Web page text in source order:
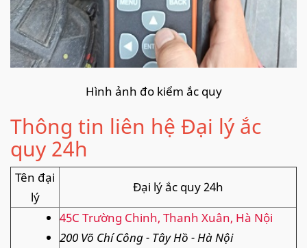
Hình ảnh đo kiểm ắc quy
Thông tin liên hệ Đại lý ắc
quy 24h
Tên đại
lý
Đại lý ắc quy 24h
45C Trường Chinh, Thanh Xuân, Hà Nội
200 Võ Chí Công - Tây Hồ - Hà Nội